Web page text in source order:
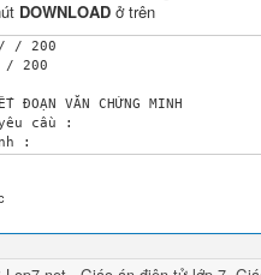
DOWNLOAD ở trên
/ 200
/ 200
ĐOẠN VĂN CHỨNG MINH
cầu :
: